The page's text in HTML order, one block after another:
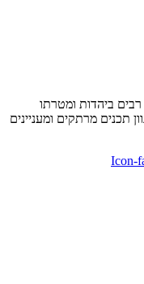
ביהדות ומטרתו
תכנים מרתקים ומעניינים
Icon-